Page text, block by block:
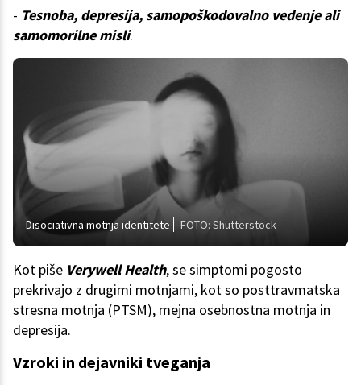
- Tesnoba, depresija, samopoškodovalno vedenje ali
samomorilne misli.
Disociativna motnja identitete FOTO: Shutterstock
Kot piše Verywell Health, se simptomi pogosto
prekrivajo z drugimi motnjami, kot so posttravmatska
stresna motnja (PTSM), mejna osebnostna motnja in
depresija.
Vzroki in dejavniki tveganja